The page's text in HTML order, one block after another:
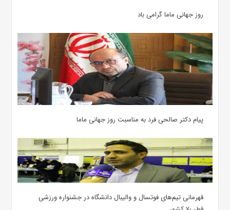
روز جهانی ماما گرامی باد
پیام دکتر صالحی فرد به مناسبت روز جهانی ماما
قهرمانی تیم‌های فوتسال و والیبال دانشگاه در جشنواره ورزشی